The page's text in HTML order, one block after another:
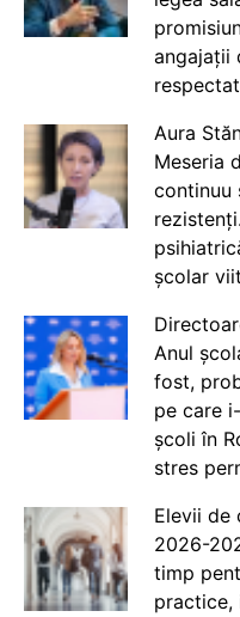
angajații
Aura
Meseria
continuu
școlar
Anul
fost,
pe care
școli în
stres
Elevii de
2026-
timp
practice,